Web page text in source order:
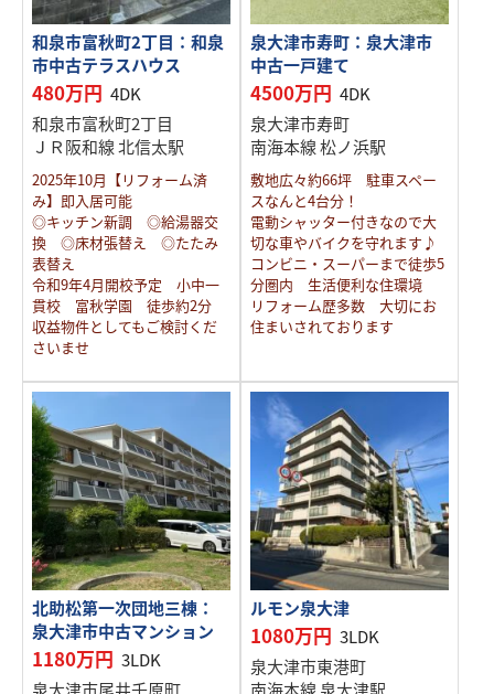
和泉市富秋町2丁目：和泉
市中古テラスハウス
480万円 4DK
和泉市富秋町2丁目
ＪＲ阪和線 北信太駅
2025年10月【リフォーム済
み】即入居可能
◎キッチン新調 ◎給湯器交
換 ◎床材張替え ◎たたみ
表替え
令和9年4月開校予定 小中一
貫校 富秋学園 徒歩約2分
収益物件としてもご検討くだ
さいませ
泉大津市寿町：泉大津市
中古一戸建て
4500万円 4DK
泉大津市寿町
南海本線 松ノ浜駅
敷地広々約66坪 駐車スペー
スなんと4台分！
電動シャッター付きなので大
切な車やバイクを守れます♪
コンビニ・スーパーまで徒歩5
分圏内 生活便利な住環境
リフォーム歴多数 大切にお
住まいされております
北助松第一次団地三棟：
泉大津市中古マンション
1180万円 3LDK
泉大津市尾井千原町
ルモン泉大津
1080万円 3LDK
泉大津市東港町
南海本線 泉大津駅